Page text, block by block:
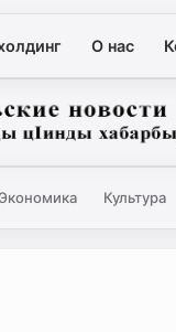
О нас
Экономика Культура